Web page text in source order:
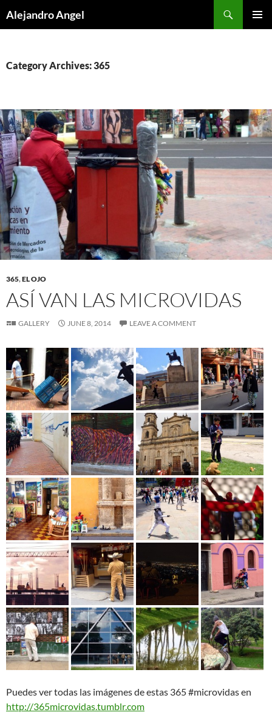
toAlejandro Angel
Category Archives: 365
365,EL OJO
ASÍ VAN LAS MICROVIDAS
GALLERY JUNE 8, 2014 LEAVE A COMMENT
Puedes ver todas las imágenes de estas 365 #microvidas en
http://365microvidas.tumblr.com